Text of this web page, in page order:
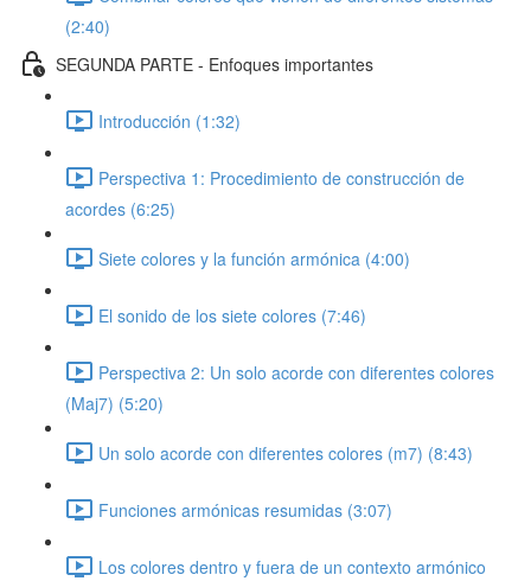
(2:40)
SEGUNDA PARTE - Enfoques importantes
Introducción (1:32)
Perspectiva 1: Procedimiento de construcción de
acordes (6:25)
Siete colores y la función armónica (4:00)
El sonido de los siete colores (7:46)
Perspectiva 2: Un solo acorde con diferentes colores
(Maj7) (5:20)
Un solo acorde con diferentes colores (m7) (8:43)
Funciones armónicas resumidas (3:07)
Los colores dentro y fuera de un contexto armónico